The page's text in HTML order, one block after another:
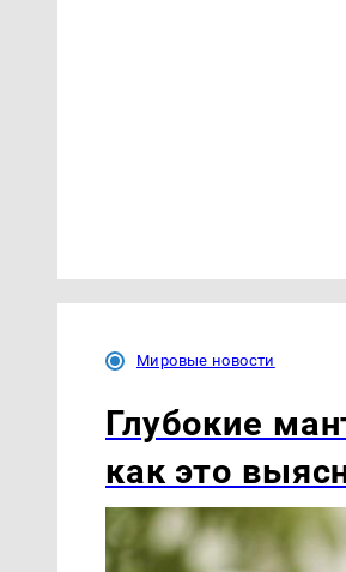
Мировые новости
Глубокие
как это